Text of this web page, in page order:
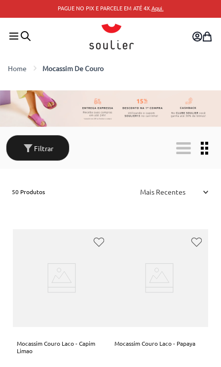
PAGUE NO PIX E PARCELE EM ATÉ 4X.Aqui.
Mocassim De Couro
Filtrar
50 Produtos Mais Recentes
Mocassim Couro Laco - Capim
Limao
Mocassim Couro Laco - Papaya